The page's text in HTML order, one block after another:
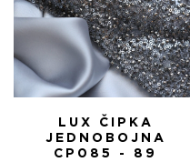
LUX ČIPKA
JEDNOBOJNA
CP085 - 89